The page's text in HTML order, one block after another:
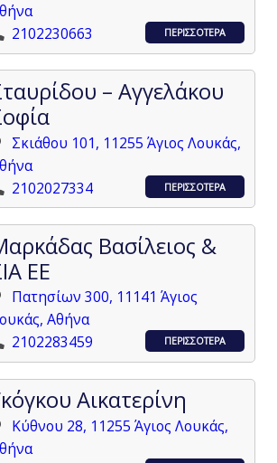
2102230663
ΠΕΡΙΣΣΟΤΕΡΑ
– Αγγελάκου
Σκιάθου 101, 11255 Άγιος Λουκάς,
2102027334
ΠΕΡΙΣΣΟΤΕΡΑ
Βασίλειος &
ΕΕ
Πατησίων 300, 11141 Άγιος
Αθήνα
2102283459
ΠΕΡΙΣΣΟΤΕΡΑ
Αικατερίνη
Κύθνου 28, 11255 Άγιος Λουκάς,